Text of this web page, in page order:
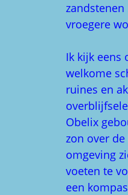
vroegere
Ik kijk eens
welkome
ruines en
Obelix
zon over
omgeving
voeten te
een